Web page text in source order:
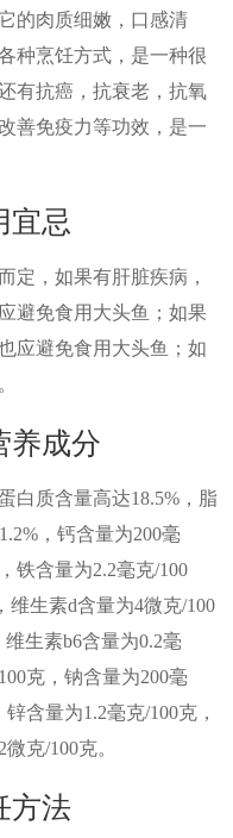
的肉质细嫩，口感清
种烹饪方式，是一种很
有抗癌，抗衰老，抗氧
善免疫力等功效，是一
宜忌
定，如果有肝脏疾病，
避免食用大头鱼；如果
应避免食用大头鱼；如
养成分
白质含量高达18.5%，脂
，钙含量为200毫
铁含量为2.2毫克/100
维生素d含量为4微克/100
生素b6含量为0.2毫
克，钠含量为200毫
含量为1.2毫克/100克，
克/100克。
方法